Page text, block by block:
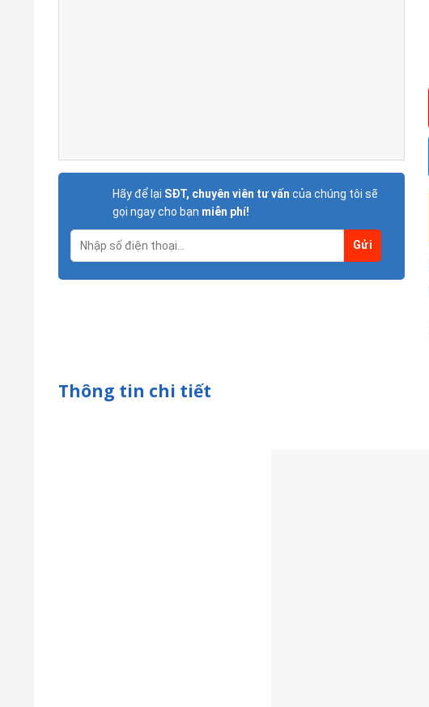
Hãy để lại SĐT, chuyên viên tư vấn của chúng tôi sẽ
gọi ngay cho bạn miễn phí!
Thông tin chi tiết